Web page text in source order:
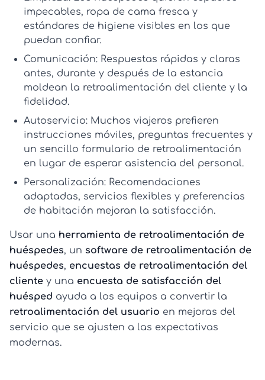
impecables, ropa de cama fresca y
estándares de higiene visibles en los que
puedan confiar.
Comunicación: Respuestas rápidas y claras
antes, durante y después de la estancia
moldean la retroalimentación del cliente y la
fidelidad.
Autoservicio: Muchos viajeros prefieren
instrucciones móviles, preguntas frecuentes y
un sencillo formulario de retroalimentación
en lugar de esperar asistencia del personal.
Personalización: Recomendaciones
adaptadas, servicios flexibles y preferencias
de habitación mejoran la satisfacción.
Usar una herramienta de retroalimentación de
huéspedes, un software de retroalimentación de
huéspedes, encuestas de retroalimentación del
cliente y una encuesta de satisfacción del
huésped ayuda a los equipos a convertir la
retroalimentación del usuario en mejoras del
servicio que se ajusten a las expectativas
modernas.